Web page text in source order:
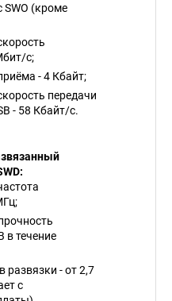
SWO (кроме
с;
- 4 Кбайт;
передачи
- 58 Кбайт/с.
в течение
развязки - от 2,7
с